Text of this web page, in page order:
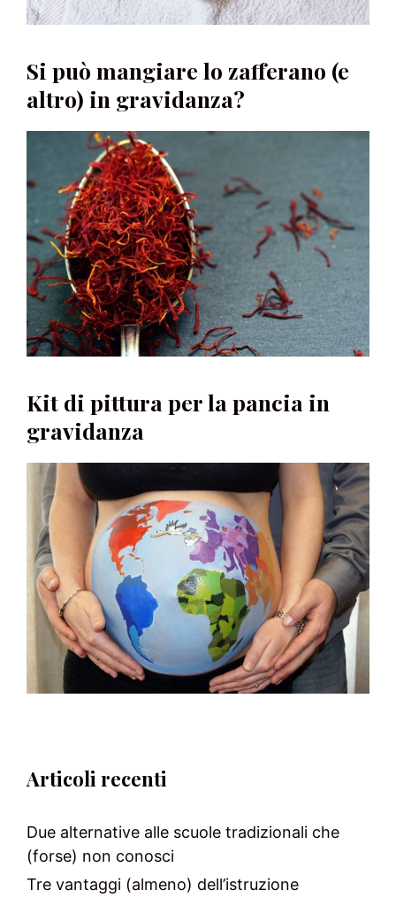
Si può mangiare lo zafferano (e
altro) in gravidanza?
Kit di pittura per la pancia in
gravidanza
Articoli recenti
Due alternative alle scuole tradizionali che
(forse) non conosci
Tre vantaggi (almeno) dell’istruzione